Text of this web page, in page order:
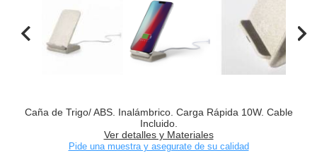
Caña de Trigo/ ABS. Inalámbrico. Carga Rápida 10W. Cable
Incluido.
Ver detalles y Materiales
Pide una muestra y asegurate de su calidad